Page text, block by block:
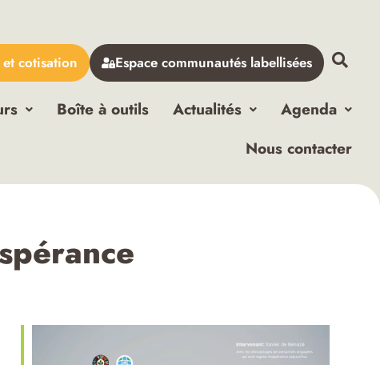
cotisation Espace communautés labellisées
Boîte à outils Actualités
Agenda
Nous contacter